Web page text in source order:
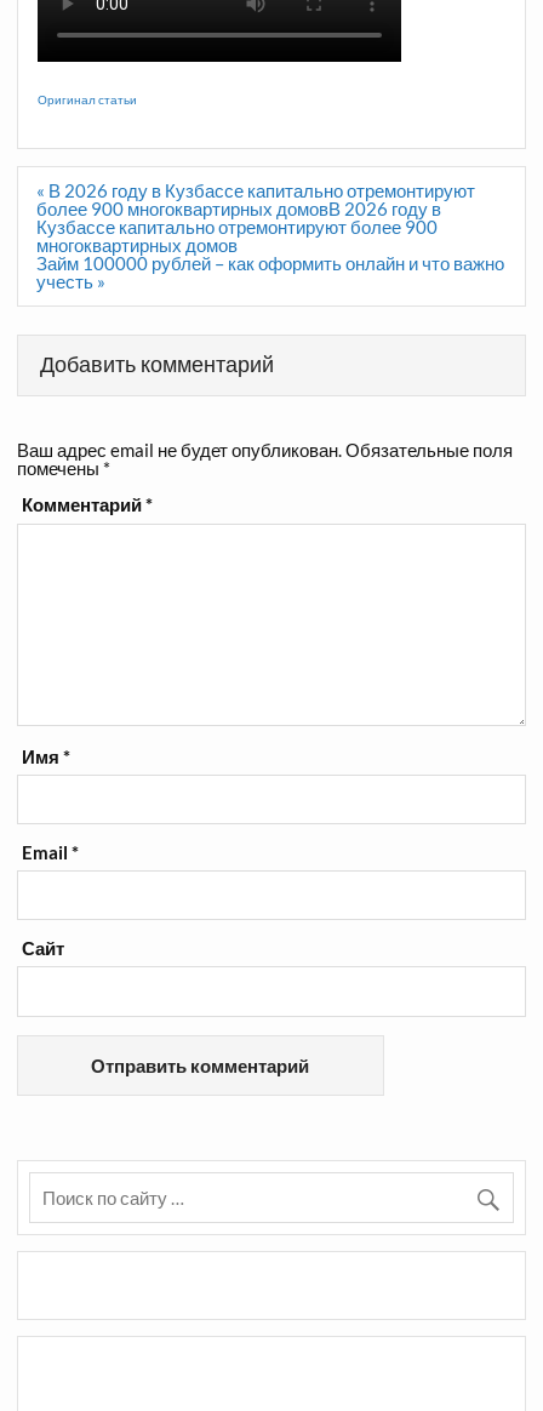
Оригинал статьи
Навигация
по
записям
« В 2026 году в Кузбассе капитально отремонтируют
более 900 многоквартирных домовВ 2026 году в
Кузбассе капитально отремонтируют более 900
многоквартирных домов
Займ 100000 рублей – как оформить онлайн и что важно
учесть »
Добавить комментарий
Ваш адрес email не будет опубликован.Обязательные поля
помечены *
Комментарий*
Имя*
Email*
Сайт